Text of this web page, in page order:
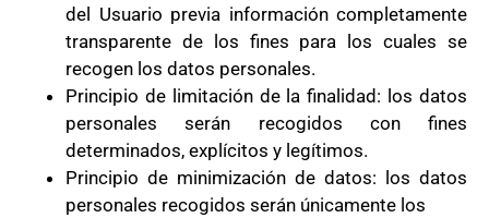
del Usuario previa información completamente
transparente de los fines para los cuales se
recogen los datos personales.
Principio de limitación de la finalidad: los datos
personales serán recogidos con fines
determinados, explícitos y legítimos.
Principio de minimización de datos: los datos
personales recogidos serán únicamente los